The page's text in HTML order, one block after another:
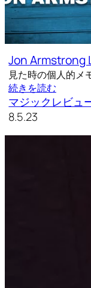
Jon Armstrong
見た時の個人的メ
続きを読む
マジックレビュ
8.5.23